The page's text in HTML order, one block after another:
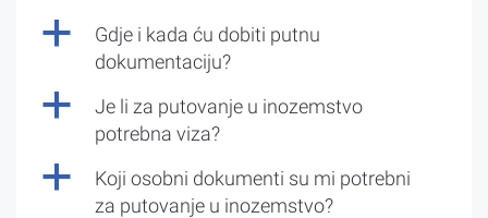
a
Gdje i kada ću dobiti putnu
dokumentaciju?
a
Je li za putovanje u inozemstvo
potrebna viza?
a
Koji osobni dokumenti su mi potrebni
za putovanje u inozemstvo?